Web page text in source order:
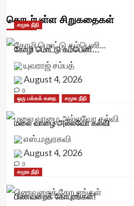
தொடர்புள்ள சிறுகதைகள்
சமூக நீதி
கோழி மொட்டு கம்பெனி…
யுவராஜ் சம்பத்
August 4, 2026
0
ஒரு பக்கக் கதை
சமூக நீதி
மலை வாழை அல்லவோ கல்வி
எஸ்.மதுரகவி
August 4, 2026
0
சமூக நீதி
பிணவறைக் கோபுரங்கள்!